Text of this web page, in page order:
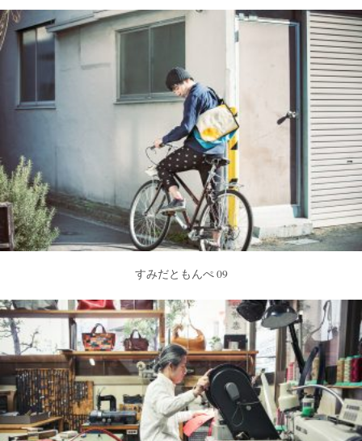
すみだともんぺ 09